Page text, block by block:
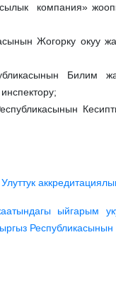
компания»
Жогорку окуу
Билим
ыйгарым